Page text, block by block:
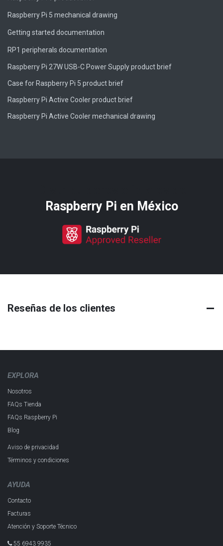
Raspberry Pi 5 mechanical drawing
Getting started documentation
RP1 peripherals documentation
Raspberry Pi 27W USB-C Power Supply product brief
Case for Raspberry Pi 5 product brief
Raspberry Pi Active Cooler product brief
Raspberry Pi Active Cooler mechanical drawing
Raspberry Pi​ en México
Reseñas de los clientes
EXPLORA
Nosotros
FAQs Tienda
FAQs Raspberry Pi
Blog
Aviso de privacidad
Términos y condiciones
AYUDA
Contacto
Facturas
Atención y Soporte Técnico
55 6943 993​5